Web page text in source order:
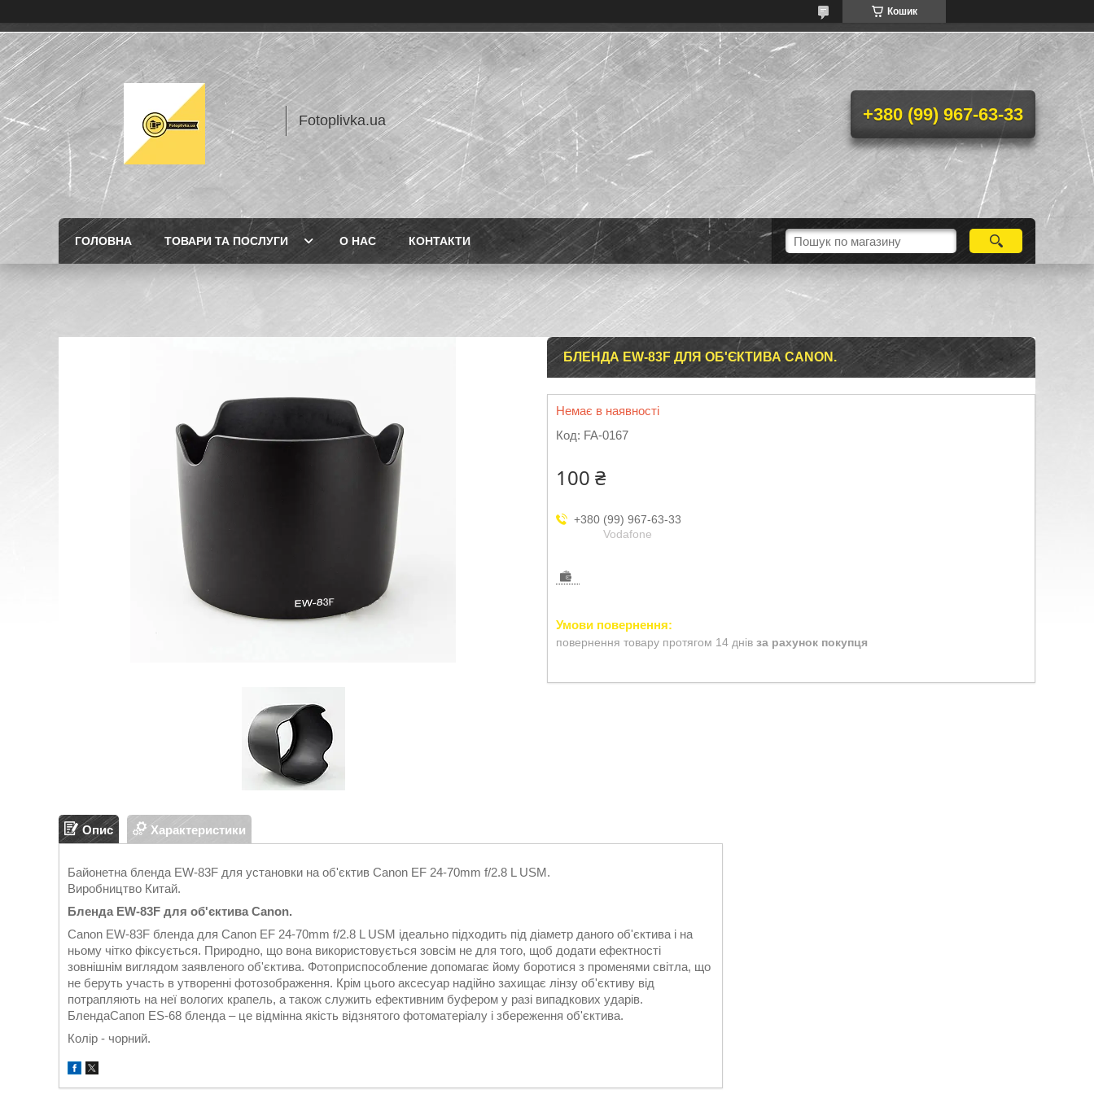
Кошик
Fotoplivka.ua +380 (99) 967-63-33
ГОЛОВНА ТОВАРИ ТА ПОСЛУГИ О НАС КОНТАКТИ
БЛЕНДА EW-83F ДЛЯ ОБ'ЄКТИВА CANON.
Немає в наявності
Код: FA-0167
100 ₴
+380 (99) 967-63-33
Vodafone
повернення товару протягом 14 днів за рахунок покупця
Опис Характеристики
Байонетна бленда EW-83F для установки на об'єктив Canon EF 24-70mm f/2.8 L USM.
Виробництво Китай.
Бленда EW-83F для об'єктива Canon.
Canon EW-83F бленда для Canon EF 24-70mm f/2.8 L USM ідеально підходить під діаметр даного об'єктива і на
ньому чітко фіксується. Природно, що вона використовується зовсім не для того, щоб додати ефектності
зовнішнім виглядом заявленого об'єктива. Фотоприспособление допомагає йому боротися з променями світла, що
не беруть участь в утворенні фотозображення. Крім цього аксесуар надійно захищає лінзу об'єктиву від
потрапляють на неї вологих крапель, а також служить ефективним буфером у разі випадкових ударів.
БлендаСапоп ES-68 бленда – це відмінна якість відзнятого фотоматеріалу і збереження об'єктива.
Колір - чорний.